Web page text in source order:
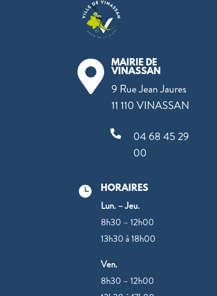

MAIRIE DE
VINASSAN
9 Rue Jean Jaures
11 110 VINASSAN

04 68 45 29
00
 HORAIRES
Lun. – Jeu.
8h30 – 12h00
13h30 à 18h00
Ven.
8h30 – 12h00